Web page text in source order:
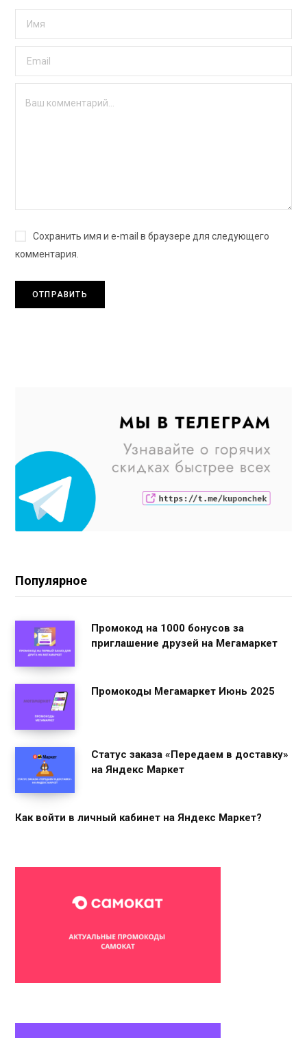
Сохранить имя и e-mail в браузере для следующего
комментария.
Популярное
Промокод на 1000 бонусов за
приглашение друзей на Мегамаркет
Промокоды Мегамаркет Июнь 2025
Статус заказа «Передаем в доставку»
на Яндекс Маркет
Как войти в личный кабинет на Яндекс Маркет?